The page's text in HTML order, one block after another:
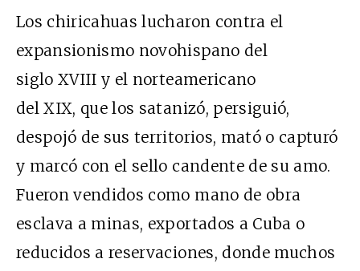
Los chiricahuas lucharon contra el
expansionismo novohispano del
siglo XVIII y el norteamericano
del XIX, que los satanizó, persiguió,
despojó de sus territorios, mató o capturó
y marcó con el sello candente de su amo.
Fueron vendidos como mano de obra
esclava a minas, exportados a Cuba o
reducidos a reservaciones, donde muchos